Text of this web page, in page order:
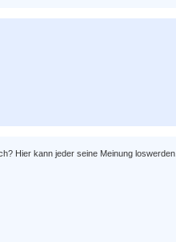
Hier kann jeder seine Meinung loswerden.